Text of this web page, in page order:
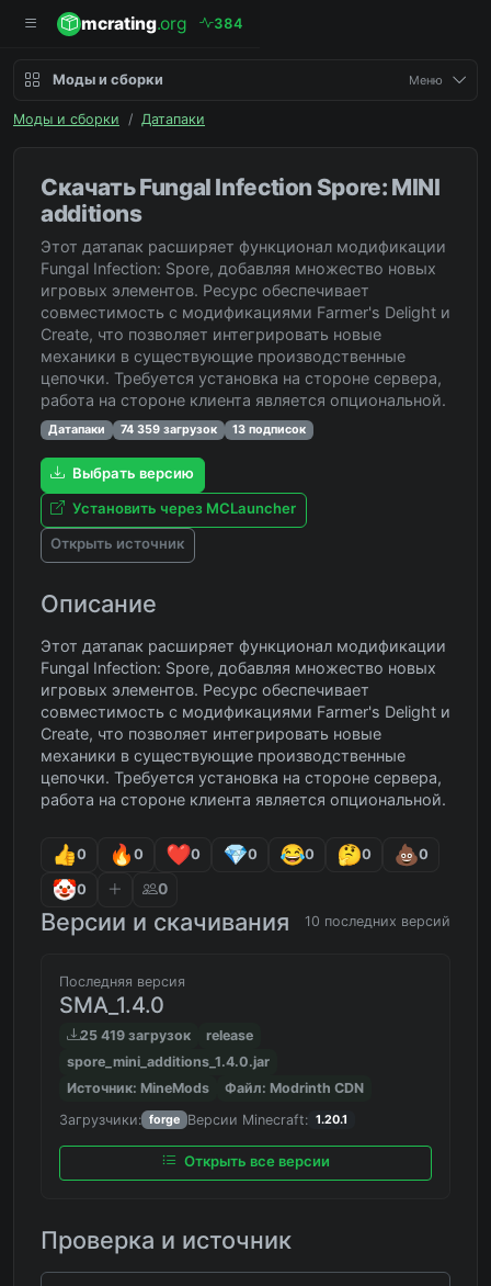
mcrating.org 384
Моды и сборки Меню
Моды и сборки / Датапаки
Скачать Fungal Infection Spore: MINI
additions
Этот датапак расширяет функционал модификации
Fungal Infection: Spore, добавляя множество новых
игровых элементов. Ресурс обеспечивает
совместимость с модификациями Farmer's Delight и
Create, что позволяет интегрировать новые
механики в существующие производственные
цепочки. Требуется установка на стороне сервера,
работа на стороне клиента является опциональной.
Датапаки 74 359 загрузок 13 подписок
Выбрать версию
Установить через MCLauncher
Открыть источник
Описание
Этот датапак расширяет функционал модификации
Fungal Infection: Spore, добавляя множество новых
игровых элементов. Ресурс обеспечивает
совместимость с модификациями Farmer's Delight и
Create, что позволяет интегрировать новые
механики в существующие производственные
цепочки. Требуется установка на стороне сервера,
работа на стороне клиента является опциональной.
0 0 0 0 0 0 0
0 0
Версии и скачивания 10 последних версий
Последняя версия
SMA_1.4.0
25 419 загрузок
release
spore_mini_additions_1.4.0.jar
Источник: MineMods
Файл: Modrinth CDN
Загрузчики: forge Версии Minecraft: 1.20.1
Открыть все версии
Проверка и источник